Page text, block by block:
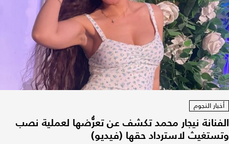
أخبار النجوم
الفنانة نيجار محمد تكشف عن تعرُّضها لعملية نصب
وتستغيث لاسترداد حقها (فيديو)